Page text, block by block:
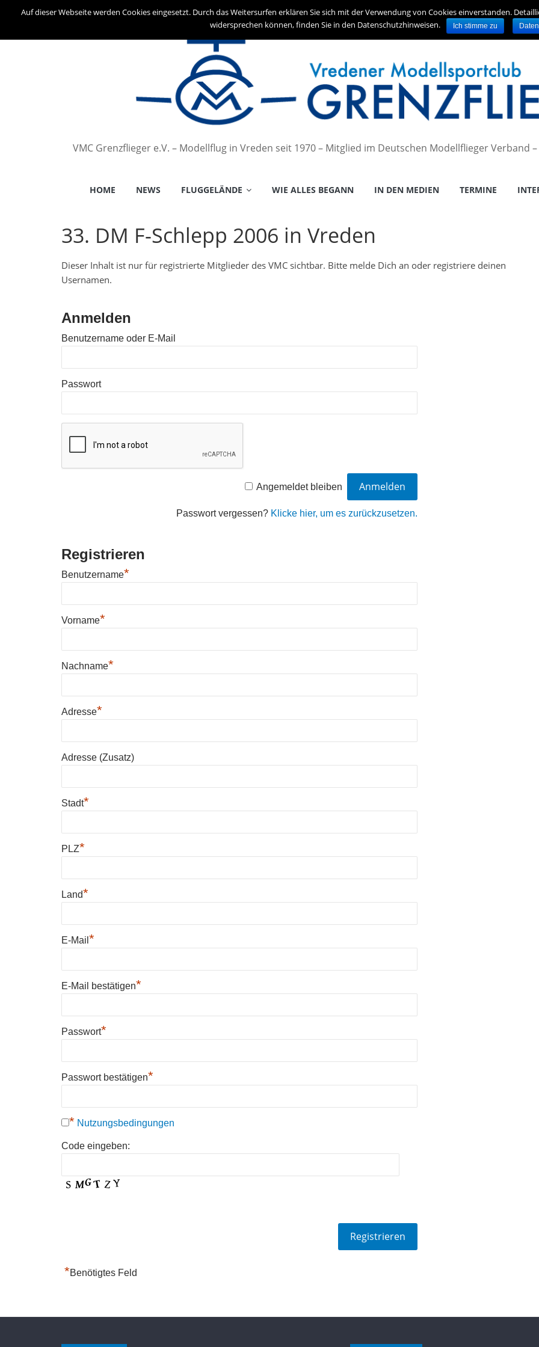
VMC Grenzflieger e.V. – Modellflug in Vreden seit 1970 – Mitglied im Deutschen Modellflieger Verband
HOME NEWS FLUGGELÄNDE WIE ALLES BEGANN IN DEN MEDIEN TERMINE
33. DM F-Schlepp 2006 in Vreden
Dieser Inhalt ist nur für registrierte Mitglieder des VMC sichtbar. Bitte melde Dich an oder registriere deinen
Usernamen.
Anmelden
Benutzername oder E-Mail
Passwort
Angemeldet bleiben
Passwort vergessen? Klicke hier, um es zurückzusetzen.
Registrieren
Benutzername*
Vorname*
Nachname*
Adresse*
Adresse (Zusatz)
Stadt*
PLZ*
Land*
E-Mail *
E-Mail bestätigen*
Passwort*
Passwort bestätigen*
* Nutzungsbedingungen
Code eingeben:
*Benötigtes Feld
Auf dieser Webseite werden Cookies eingesetzt. Durch das Weitersurfen erklären Sie sich mit der Verwendung von Cookies einverstanden.
widersprechen können, finden Sie in den Datenschutzhinweisen.
Ich stimme zu